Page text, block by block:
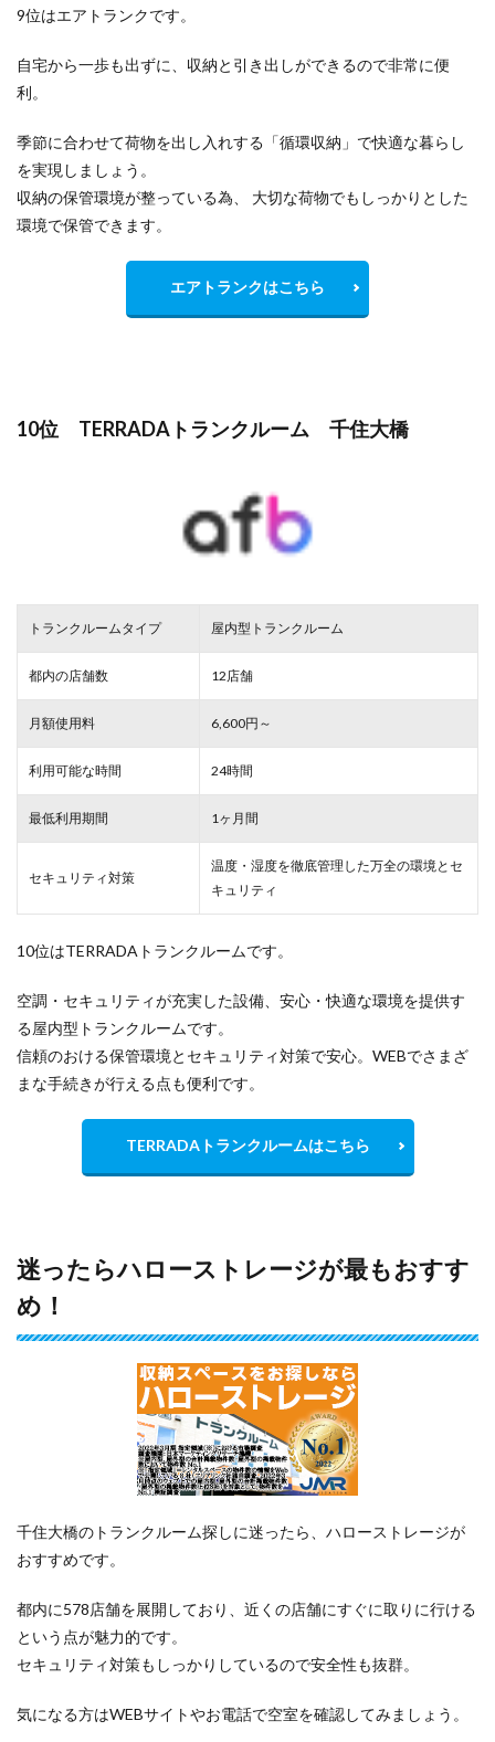
9位はエアトランクです。
自宅から一歩も出ずに、収納と引き出しができるので非常に便
利。
季節に合わせて荷物を出し入れする「循環収納」で快適な暮らし
を実現しましょう。
収納の保管環境が整っている為、 大切な荷物でもしっかりとした
環境で保管できます。
エアトランクはこちら
10位 TERRADAトランクルーム 千住大橋
トランクルームタイプ 屋内型トランクルーム
都内の店舗数 12店舗
月額使用料 6,600円～
利用可能な時間 24時間
最低利用期間 1ヶ月間
セキュリティ対策
温度・湿度を徹底管理した万全の環境とセ
キュリティ
10位はTERRADAトランクルームです。
空調・セキュリティが充実した設備、安心・快適な環境を提供す
る屋内型トランクルームです。
信頼のおける保管環境とセキュリティ対策で安心。WEBでさまざ
まな手続きが行える点も便利です。
TERRADAトランクルームはこちら
迷ったらハローストレージが最もおすす
め！
千住大橋のトランクルーム探しに迷ったら、ハローストレージが
おすすめです。
都内に578店舗を展開しており、近くの店舗にすぐに取りに行ける
という点が魅力的です。
セキュリティ対策もしっかりしているので安全性も抜群。
気になる方はWEBサイトやお電話で空室を確認してみましょう。